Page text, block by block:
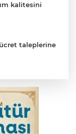
kalitesini
taleplerine
sunuyoruz